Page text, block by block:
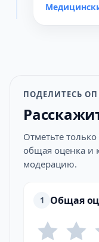
ПОДЕЛИТЕСЬ
Отметьте
общая оценка и
модерацию.
1 Общая